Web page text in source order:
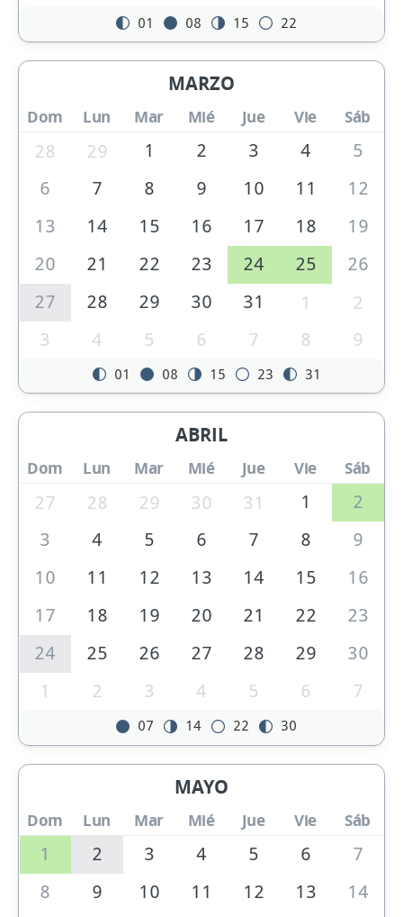
01 08 15 22
MARZO
Dom Lun Mar Mié Jue Vie Sáb
28 29 1 2 3 4
5
6
7 8 9 10 11
12
13
14 15 16 17 18
19
20
21 22 23 24 25
26
27
28 29 30 31 1
2
3
4 5 6 7 8 9
01 08 15 23 31
ABRIL
Dom Lun Mar Mié Jue Vie Sáb
27 28 29 30 31 1
2
3
4 5 6 7 8
9
10
11 12 13 14 15
16
17
18 19 20 21 22
23
24
25 26 27 28 29
30
1
2 3 4 5 6 7
07 14 22 30
MAYO
Dom Lun Mar Mié Jue Vie Sáb
1 2 3 4 5 6
7
8
9 10 11 12 13
14